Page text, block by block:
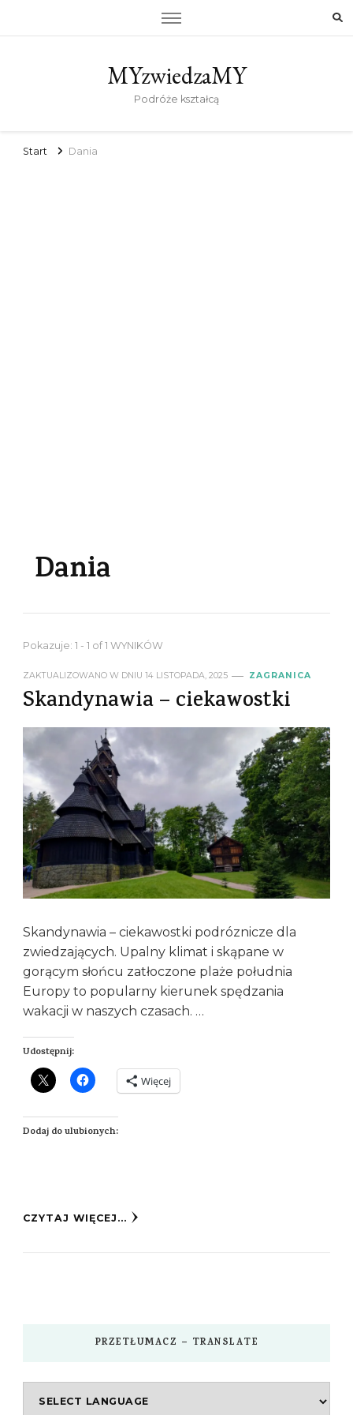
MYzwiedzaMY
Podróże kształcą
Start Dania
Dania
Pokazuje: 1 - 1 of 1 WYNIKÓW
ZAKTUALIZOWANO W DNIU 14 LISTOPADA, 2025 ZAGRANICA
Skandynawia – ciekawostki
Skandynawia – ciekawostki podróznicze dla
zwiedzających. Upalny klimat i skąpane w
gorącym słońcu zatłoczone plaże południa
Europy to popularny kierunek spędzania
wakacji w naszych czasach. …
Udostępnij:
Więcej
Dodaj do ulubionych:
CZYTAJ WIĘCEJ...
PRZETŁUMACZ – TRANSLATE